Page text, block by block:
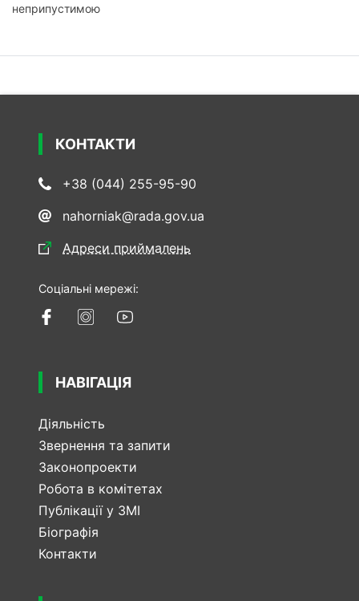
неприпустимою
КОНТАКТИ
+38 (044) 255-95-90
nahorniak@rada.gov.ua
Адреси приймалень
Соціальні мережі:
НАВІГАЦІЯ
Діяльність
Звернення та запити
Законопроекти
Робота в комітетах
Публікації у ЗМІ
Біографія
Контакти